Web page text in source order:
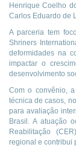
Henrique Coelho
Carlos Eduardo de
A parceria tem
Shriners
deformidades na
impactar o
desenvolvimento
Com o convênio,
técnica de casos,
para avaliação
Brasil. A atuação
Reabilitação
regional e contribui